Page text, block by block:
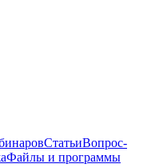
СтатьиВопрос-
Файлы и программы